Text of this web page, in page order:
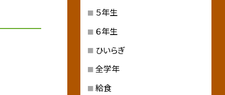
５年生
６年生
ひいらぎ
全学年
給食